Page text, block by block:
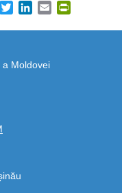
Facebook
TwitterLinkedIn
Email
Moldovei